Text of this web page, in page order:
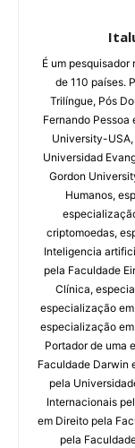
É um
de 110 países.
Trilíngue, Pós
Fernando Pessoa
University-USA,
Universidad
Gordon
Humanos,
criptomoedas,
Inteligencia
pela Faculdade
Clínica,
especialização
especialização
Portador de uma
Faculdade Darwin
pela
Internacionais
em Direito pela
pela